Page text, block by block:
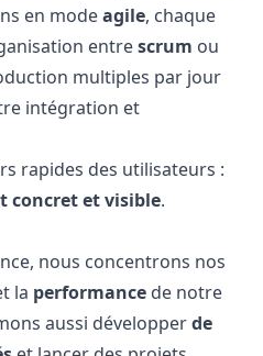
en modeagile, chaque
entrescrum ou
multiples par jour
intégration et
rapides des utilisateurs :
concret et visible.
nous concentrons nos
la performance de notre
aussi développerde